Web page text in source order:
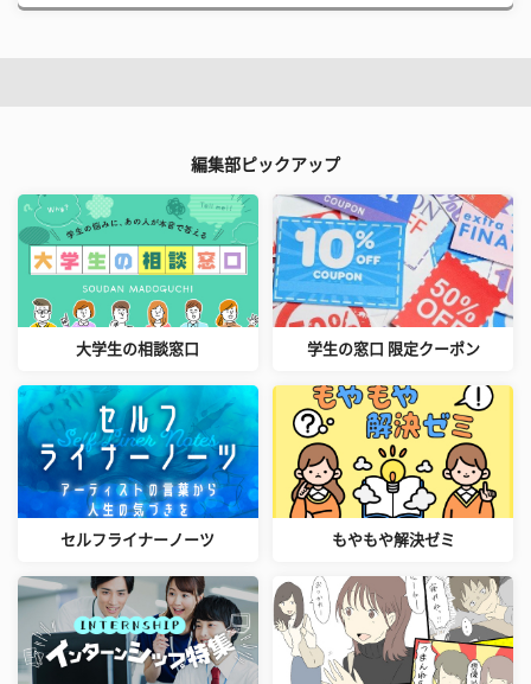
編集部ピックアップ
大学生の相談窓口 学生の窓口 限定クーポン
セルフライナーノーツ もやもや解決ゼミ